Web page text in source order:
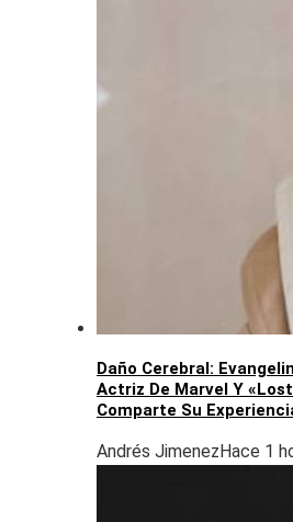
Daño Cerebral:
Actriz De Marvel Y
Comparte Su
Andrés JimenezHace 1